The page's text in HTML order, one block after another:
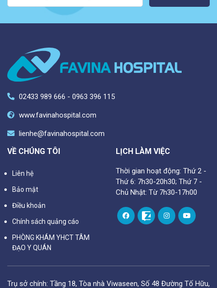
02433 989 666 - 0963 396 115
www.favinahospital.com
lienhe@favinahospital.com
VỀ CHÚNG TÔI
Liên hệ
Bảo mật
Điều khoản
Chính sách quảng cáo
PHÒNG KHÁM YHCT TÂM
ĐẠO Y QUÁN
LỊCH LÀM VIỆC
Thời gian hoạt động: Thứ 2 -
Thứ 6: 7h30-20h30; Thứ 7 -
Chủ Nhật: Từ 7h30-17h00
Trụ sở chính: Tầng 18, Tòa nhà Viwaseen, Số 48 Đường Tố Hữu,